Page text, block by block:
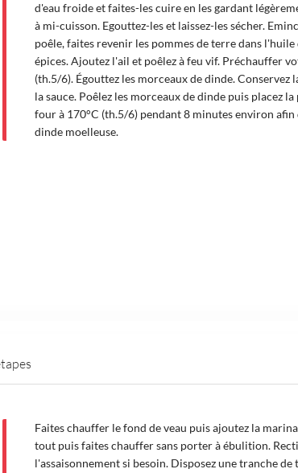
d'eau froide et faites-les cuire en les gardant
à mi-cuisson. Egouttez-les et laissez-les sécher.
poêle, faites revenir les pommes de terre dans l'huile
épices. Ajoutez l'ail et poêlez à feu vif. Préchauffer
(th.5/6). Égouttez les morceaux de dinde. Conservez
la sauce. Poêlez les morceaux de dinde puis placez la
four à 170°C (th.5/6) pendant 8 minutes environ afin
dinde moelleuse.
Faites chauffer le fond de veau puis ajoutez la
tout puis faites chauffer sans porter à ébulition.
l'assaisonnement si besoin. Disposez une tranche de